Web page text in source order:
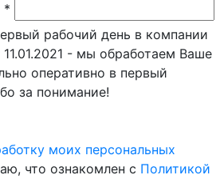
*
рабочий день в компании
- мы обработаем Ваше
оперативно в первый
за понимание!
моих персональных
что ознакомлен с Политикой